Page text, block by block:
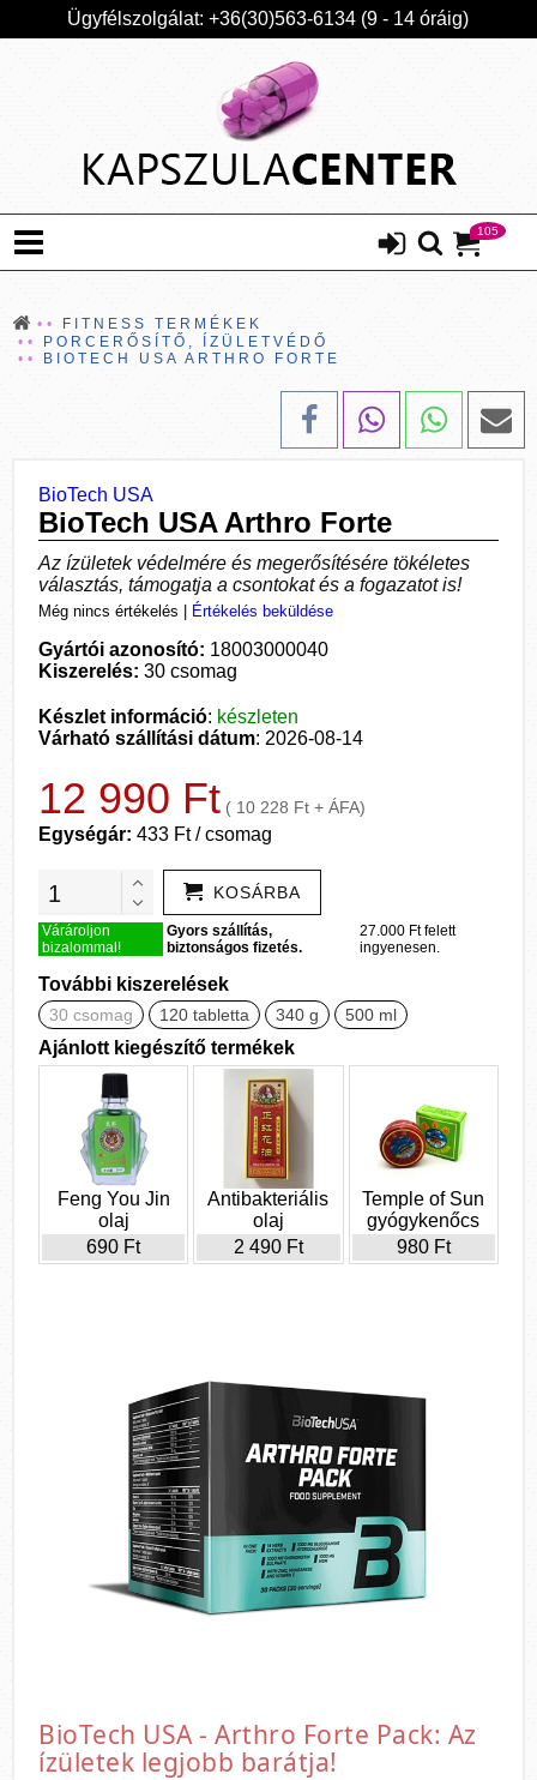
Ügyfélszolgálat: +36(30)563-6134 (9 - 14 óráig)
105
FITNESS TERMÉKEK
PORCERŐSÍTŐ, ÍZÜLETVÉDŐ
BIOTECH USA ARTHRO FORTE
BioTech USA
BioTech USA Arthro Forte
Az ízületek védelmére és megerősítésére tökéletes
választás, támogatja a csontokat és a fogazatot is!
Még nincs értékelés Értékelés beküldése
Gyártói azonosító: 18003000040
Kiszerelés: 30 csomag
Készlet információ: készleten
Várható szállítási dátum: 2026-08-14
12 990 Ft ( 10 228 Ft + ÁFA)
Egységár: 433 Ft / csomag
KOSÁRBA
Várároljon
bizalommal!
Gyors szállítás,
biztonságos fizetés.
27.000 Ft felett
ingyenesen.
További kiszerelések
30 csomag 120 tabletta 340 g 500 ml
Ajánlott kiegészítő termékek
Feng You Jin
olaj
690 Ft
Antibakteriális
olaj
2 490 Ft
Temple of Sun
gyógykenőcs
980 Ft
BioTech USA - Arthro Forte Pack: Az
ízületek legjobb barátja!